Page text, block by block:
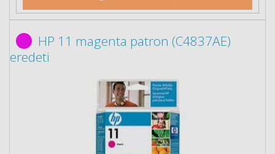
HP 11 magenta patron (C4837AE)
eredeti